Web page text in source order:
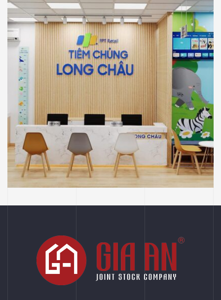
Hồ Chí Minh
NHÀ THUỐC LONG CHÂU THIẾT KẾ
Thiết Kế Phối Cảnh 3D Trung Tâm Tiêm